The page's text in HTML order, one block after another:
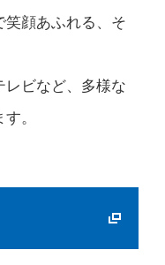
笑顔あふれる、そ
レビなど、多様な
。